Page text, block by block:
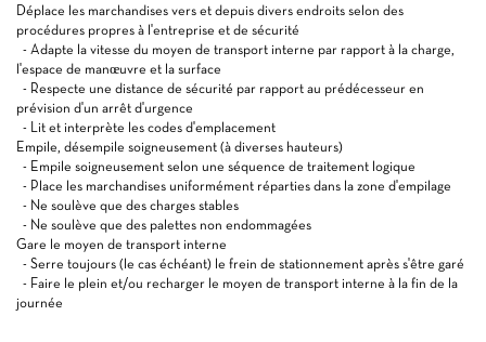
Déplace les marchandises vers et depuis divers endroits selon des
procédures propres à l'entreprise et de sécurité
- Adapte la vitesse du moyen de transport interne par rapport à la charge,
l'espace de manœuvre et la surface
- Respecte une distance de sécurité par rapport au prédécesseur en
prévision d'un arrêt d'urgence
- Lit et interprète les codes d'emplacement
Empile, désempile soigneusement (à diverses hauteurs)
- Empile soigneusement selon une séquence de traitement logique
- Place les marchandises uniformément réparties dans la zone d'empilage
- Ne soulève que des charges stables
- Ne soulève que des palettes non endommagées
Gare le moyen de transport interne
- Serre toujours (le cas échéant) le frein de stationnement après s'être garé
- Faire le plein et/ou recharger le moyen de transport interne à la fin de la
journée